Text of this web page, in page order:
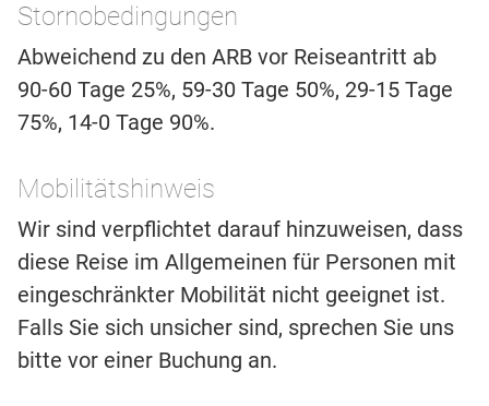
Stornobedingungen
Abweichend zu den ARB vor Reiseantritt ab
90-60 Tage 25%, 59-30 Tage 50%, 29-15 Tage
75%, 14-0 Tage 90%.
Mobilitätshinweis
Wir sind verpflichtet darauf hinzuweisen, dass
diese Reise im Allgemeinen für Personen mit
eingeschränkter Mobilität nicht geeignet ist.
Falls Sie sich unsicher sind, sprechen Sie uns
bitte vor einer Buchung an.